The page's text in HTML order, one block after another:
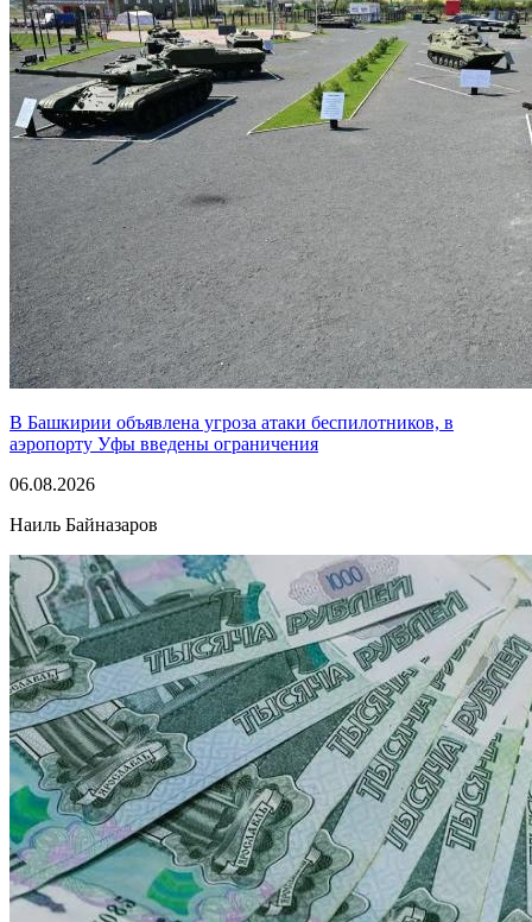
В Башкирии объявлена угроза атаки беспилотников, в
аэропорту Уфы введены ограничения
06.08.2026
Наиль Байназаров